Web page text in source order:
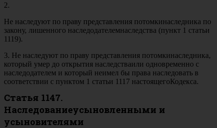
2.
Не наследуют по праву представления потомкинаследника по
закону, лишенного наследодателемнаследства (пункт 1 статьи
1119).
3. Не наследуют по праву представления потомкинаследника,
который умер до открытия наследстваили одновременно с
наследодателем и который неимел бы права наследовать в
соответствии с пунктом 1 статьи 1117 настоящегоКодекса.
Статья 1147.
Наследованиеусыновленными и
усыновителями